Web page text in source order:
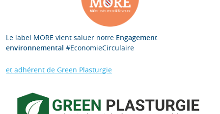
Le label MORE vient saluer notre Engagement
environnemental #EconomieCirculaire
et adhérent de Green Plasturgie